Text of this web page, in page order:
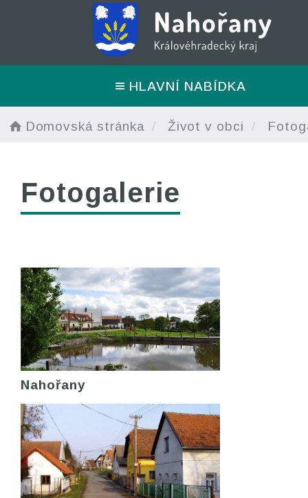
HLAVNÍ NABÍDKA
Domovská stránka Život v obci
Fotogalerie
Nahořany